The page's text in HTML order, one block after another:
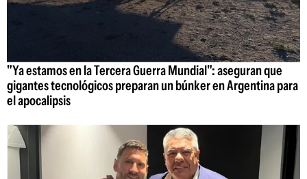
"Ya estamos en la Tercera Guerra Mundial": aseguran que
gigantes tecnológicos preparan un búnker en Argentina para
el apocalipsis